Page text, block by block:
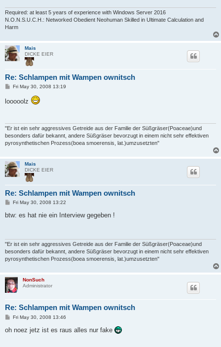
Required: at least 5 years of experience with Windows Server 2016
N.O.N.S.U.C.H.: Networked Obedient Neohuman Skilled in Ultimate Calculation and
Harm
Mais
DICKE EIER
Re: Schlampen mit Wampen ownitsch
P
t
Fri May 30, 2008 13:19
looooolz
"Er ist ein sehr aggressives Getreide aus der Familie der Süßgräser(Poaceae)und
besonders dafür bekannt, andere Süßgräser bevorzugt in einem nicht sehr effektiven
pyrosynthetischen Prozess(boea smoerensis, lat.)umzusetzten"
Mais
DICKE EIER
Re: Schlampen mit Wampen ownitsch
P
s
Fri May 30, 2008 13:22
btw: es hat nie ein Interview gegeben !
"Er ist ein sehr aggressives Getreide aus der Familie der Süßgräser(Poaceae)und
besonders dafür bekannt, andere Süßgräser bevorzugt in einem nicht sehr effektiven
pyrosynthetischen Prozess(boea smoerensis, lat.)umzusetzten"
NonSuch
Administrator
Re: Schlampen mit Wampen ownitsch
P
s
Fri May 30, 2008 13:46
oh noez jetz ist es raus alles nur fake